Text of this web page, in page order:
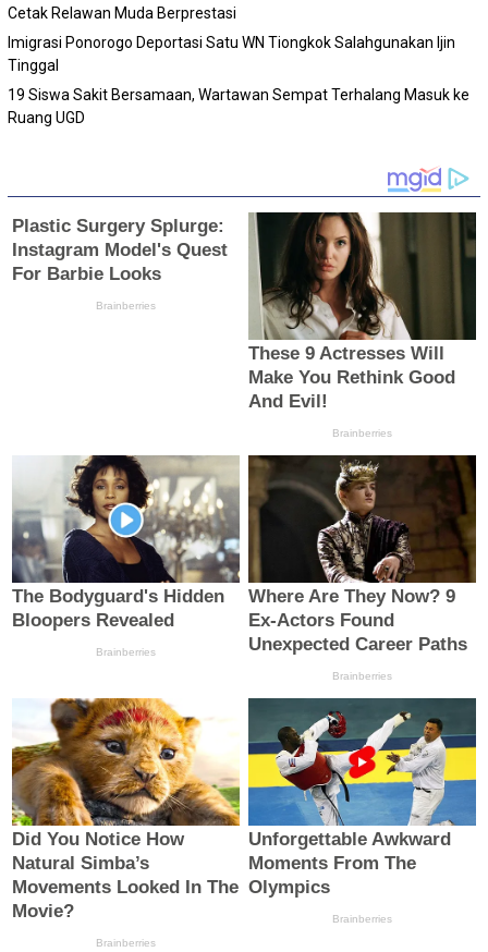
Cetak Relawan Muda Berprestasi
Imigrasi Ponorogo Deportasi Satu WN Tiongkok Salahgunakan Ijin
Tinggal
19 Siswa Sakit Bersamaan, Wartawan Sempat Terhalang Masuk ke
Ruang UGD